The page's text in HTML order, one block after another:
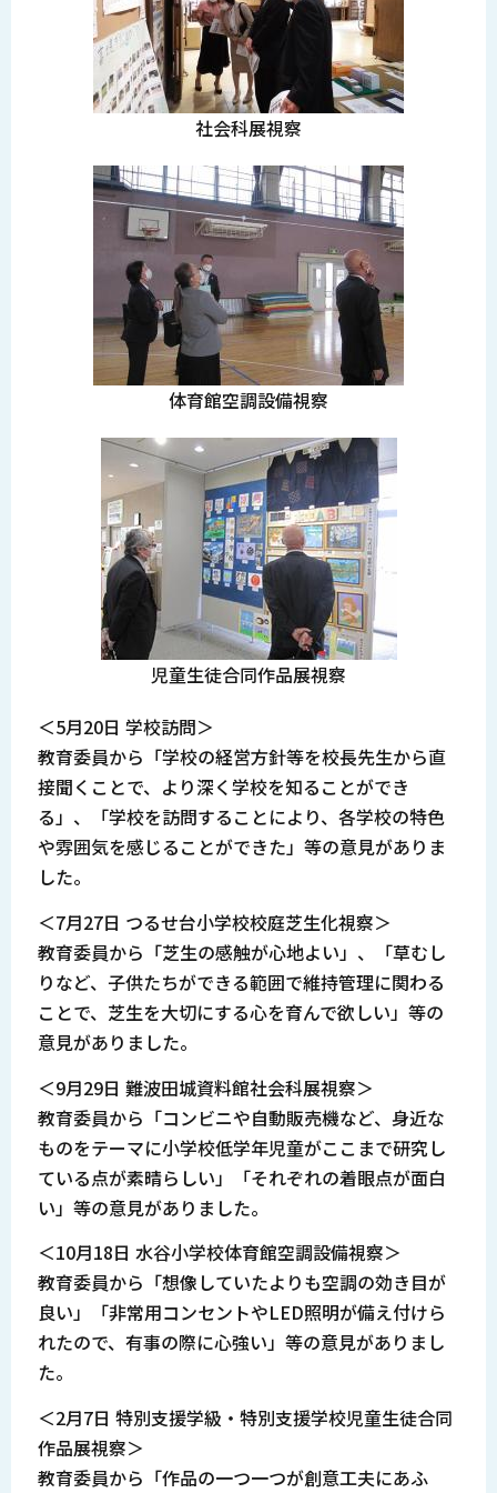
社会科展視察
体育館空調設備視察
児童生徒合同作品展視察
＜5月20日 学校訪問＞
教育委員から「学校の経営方針等を校長先生から直
接聞くことで、より深く学校を知ることができ
る」、「学校を訪問することにより、各学校の特色
や雰囲気を感じることができた」等の意見がありま
した。
＜7月27日 つるせ台小学校校庭芝生化視察＞
教育委員から「芝生の感触が心地よい」、「草むし
りなど、子供たちができる範囲で維持管理に関わる
ことで、芝生を大切にする心を育んで欲しい」等の
意見がありました。
＜9月29日 難波田城資料館社会科展視察＞
教育委員から「コンビニや自動販売機など、身近な
ものをテーマに小学校低学年児童がここまで研究し
ている点が素晴らしい」「それぞれの着眼点が面白
い」等の意見がありました。
＜10月18日 水谷小学校体育館空調設備視察＞
教育委員から「想像していたよりも空調の効き目が
良い」「非常用コンセントやLED照明が備え付けら
れたので、有事の際に心強い」等の意見がありまし
た。
＜2月7日 特別支援学級・特別支援学校児童生徒合同
作品展視察＞
教育委員から「作品の一つ一つが創意工夫にあふ